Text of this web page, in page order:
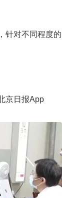
针对不同程度的
京日报App